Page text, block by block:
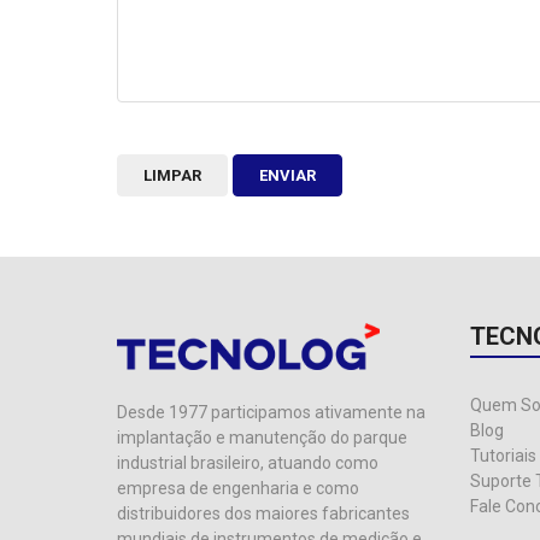
LIMPAR ENVIAR
Desde 1977 participamos ativamente na
implantação e manutenção do parque
industrial brasileiro, atuando como
empresa de engenharia e como
distribuidores dos maiores fabricantes
Quem
Blog
Tutoriais
Suporte
Fale